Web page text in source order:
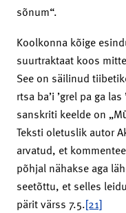
sõnum“.
Koolkonna kõige
suurtraktaat koos
See on säilinud
rtsa ba’i ’grel pa ga
sanskriti keelde on
Teksti oletuslik autor
arvatud, et
põhjal nähakse aga
seetõttu, et selles
pärit värss 7.5.[21]